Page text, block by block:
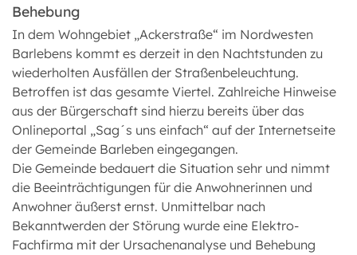
Behebung
In dem Wohngebiet „Ackerstraße“ im Nordwesten
Barlebens kommt es derzeit in den Nachtstunden zu
wiederholten Ausfällen der Straßenbeleuchtung.
Betroffen ist das gesamte Viertel. Zahlreiche Hinweise
aus der Bürgerschaft sind hierzu bereits über das
Onlineportal „Sag´s uns einfach“ auf der Internetseite
der Gemeinde Barleben eingegangen.
Die Gemeinde bedauert die Situation sehr und nimmt
die Beeinträchtigungen für die Anwohnerinnen und
Anwohner äußerst ernst. Unmittelbar nach
Bekanntwerden der Störung wurde eine Elektro-
Fachfirma mit der Ursachenanalyse und Behebung